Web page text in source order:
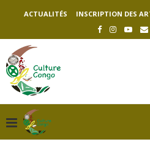
ACTUALITÉS INSCRIPTION DES